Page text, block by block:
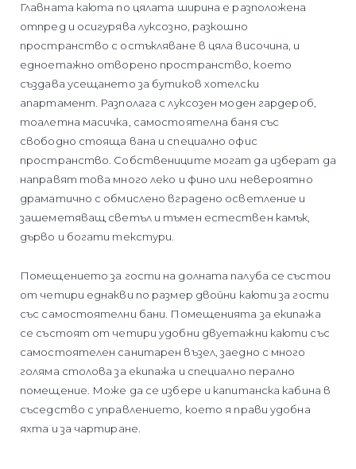
Главната каюта по цялата ширина е разположена
отпред и осигурява луксозно, разкошно
пространство с остъкляване в цяла височина, и
едноетажно отворено пространство, което
създава усещането за бутиков хотелски
апартамент. Разполага с луксозен моден гардероб,
тоалетна масичка, самостоятелна баня със
свободно стояща вана и специално офис
пространство. Собствениците могат да изберат да
направят това много леко и фино или невероятно
драматично с обмислено вградено осветление и
зашеметяващ светъл и тъмен естествен камък,
дърво и богати текстури.
Помещението за гости на долната палуба се състои
от четири еднакви по размер двойни каюти за гости
със самостоятелни бани. Помещенията за екипажа
се състоят от четири удобни двуетажни каюти със
самостоятелен санитарен възел, заедно с много
голяма столова за екипажа и специално перално
помещение. Може да се избере и капитанска кабина в
съседство с управлението, което я прави удобна
яхта и за чартиране.